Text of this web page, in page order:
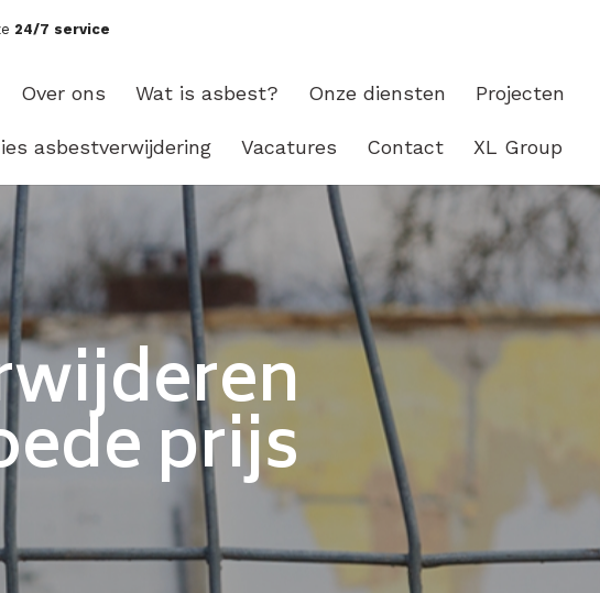
24/7 service
Over ons Wat is asbest? Onze diensten Projecten
asbestverwijdering Vacatures Contact XL Group
prijs